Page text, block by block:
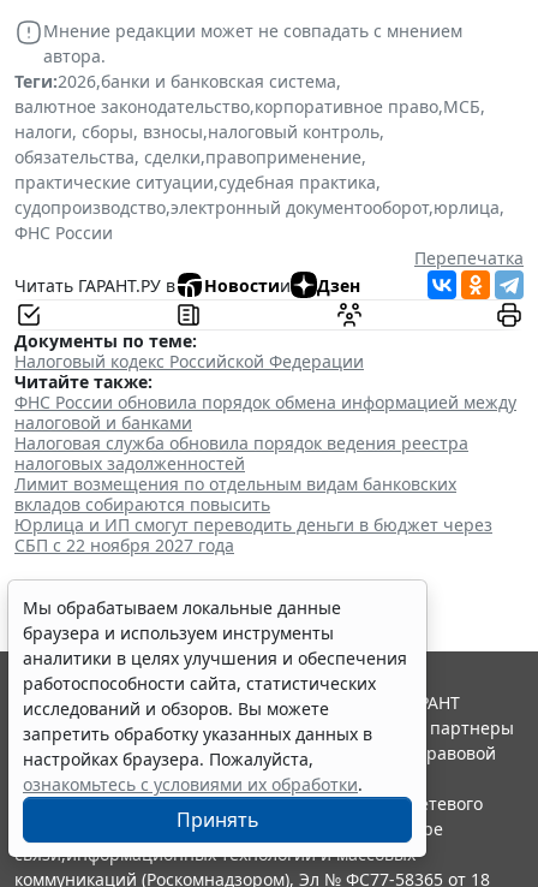
Мнение редакции может не совпадать с мнением
автора.
Теги:2026,банки и банковская система,
валютное законодательство,корпоративное право,МСБ,
налоги, сборы, взносы,налоговый контроль,
обязательства, сделки,правоприменение,
практические ситуации,судебная практика,
судопроизводство,электронный документооборот,юрлица,
ФНС России
Перепечатка
Читать ГАРАНТ.РУ в
Новостии Дзен
Документы по теме:
Налоговый кодекс Российской Федерации
Читайте также:
ФНС России обновила порядок обмена информацией между
налоговой и банками
Налоговая служба обновила порядок ведения реестра
налоговых задолженностей
Лимит возмещения по отдельным видам банковских
вкладов собираются повысить
Юрлица и ИП смогут переводить деньги в бюджет через
СБП с 22 ноября 2027 года
Мы обрабатываем локальные данные
браузера и используем инструменты
аналитики в целях улучшения и обеспечения
работоспособности сайта, статистических
исследований и обзоров. Вы можете
запретить обработку указанных данных в
настройках браузера. Пожалуйста,
ознакомьтесь с условиями их обработки.
Принять
© ООО "НПП "ГАРАНТ-СЕРВИС", 2026. Система ГАРАНТ
выпускается с 1990 года. Компания "Гарант" и ее партнеры
являются участниками Российской ассоциации правовой
информации ГАРАНТ.
Портал ГАРАНТ.РУ зарегистрирован в качестве сетевого
издания Федеральной службой по надзору в сфере
связи,информационных технологий и массовых
коммуникаций (Роскомнадзором), Эл № ФС77-58365 от 18